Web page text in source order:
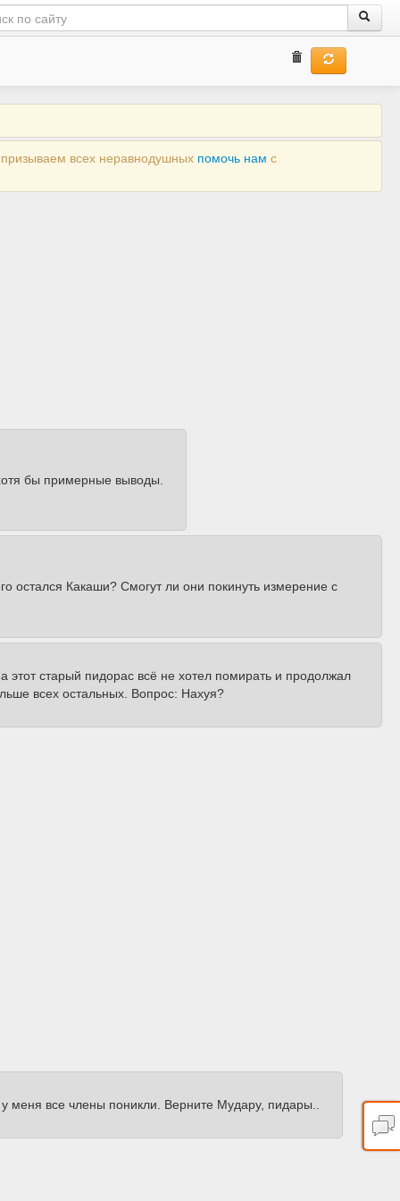
всех неравнодушных помочь нам с
бы примерные выводы.
остался Какаши? Смогут ли они покинуть измерение с
этот старый пидорас всё не хотел помирать и продолжал
всех остальных. Вопрос: Нахуя?
меня все члены поникли. Верните Мудару, пидары..